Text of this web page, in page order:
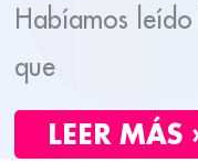
Habíamos
que
LEER MÁS